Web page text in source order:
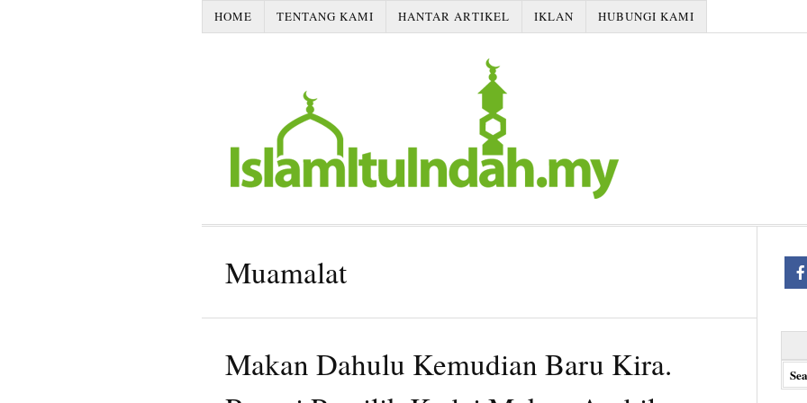
HOME TENTANG KAMI HANTAR ARTIKEL IKLAN HUBUNGI KAMI
Muamalat
Makan Dahulu Kemudian Baru Kira.